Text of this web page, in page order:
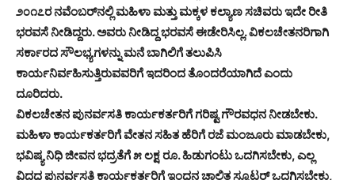
೨೦೧೭ರ ನವೆಂಬರ್‌ನಲ್ಲಿ ಮಹಿಳಾ ಮತ್ತು ಮಕ್ಕಳ ಕಲ್ಯಾಣ ಸಚಿವರು ಇದೇ ರೀತಿ
ಭರವಸೆ ನೀಡಿದ್ದರು. ಅವರು ನೀಡಿದ್ದ ಭರವಸೆ ಈಡೇರಿಸಿಲ್ಲ. ವಿಕಲಚೇತನರಿಗಾಗಿ
ಸರ್ಕಾರದ ಸೌಲಭ್ಯಗಳನ್ನು ಮನೆ ಬಾಗಿಲಿಗೆ ತಲುಪಿಸಿ
ಕಾರ್ಯನಿರ್ವಹಿಸುತ್ತಿರುವವರಿಗೆ ಇದರಿಂದ ತೊಂದರೆಯಾಗಿದೆ ಎಂದು
ದೂರಿದರು.
ವಿಕಲಚೇತನ ಪುನರ್ವಸತಿ ಕಾರ್ಯಕರ್ತರಿಗೆ ಗರಿಷ್ಟ ಗೌರವಧನ ನೀಡಬೇಕು.
ಮಹಿಳಾ ಕಾರ್ಯಕರ್ತರಿಗೆ ವೇತನ ಸಹಿತ ಹೆರಿಗೆ ರಜೆ ಮಂಜೂರು ಮಾಡಬೇಕು,
ಭವಿಷ್ಯ ನಿಧಿ ಜೀವನ ಭದ್ರತೆಗೆ ೫ ಲಕ್ಷ ರೂ. ಹಿಡುಗಂಟು ಒದಗಿಸಬೇಕು, ಎಲ್ಲ
ವಿದಧ ಪುನರ್ವಸತಿ ಕಾರ್ಯಕರ್ತರಿಗೆ ಇಂಧನ ಚಾಲಿತ ಸ್ಕೂಟರ್ ಒದಗಿಸಬೇಕು,